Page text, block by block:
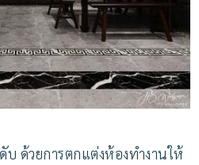
ด้วยการตกแต่งห้องทำงานให้